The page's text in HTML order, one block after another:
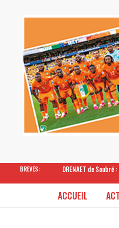
BREVES: DRENAET de
ACCUEIL